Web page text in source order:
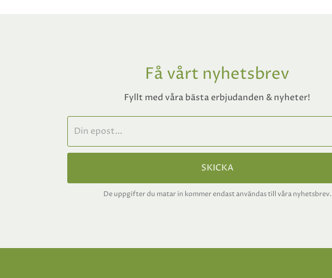
Få vårt nyhetsbrev
Fyllt med våra bästa erbjudanden & nyheter!
SKICKA
De uppgifter du matar in kommer endast användas till våra nyhetsbrev.